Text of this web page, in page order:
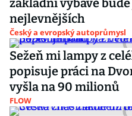
základní výbavě
nejlevnějších
Český a evropský autoprůmysl
Sežeň mi lampy z
popisuje práci na
vyšla na 90 milionů
FLOW